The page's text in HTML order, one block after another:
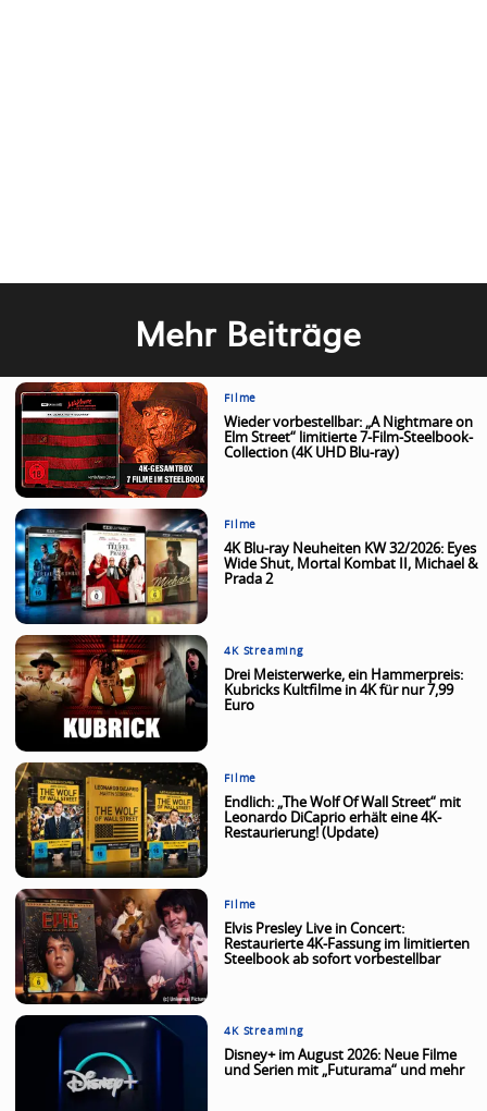
Mehr Beiträge
Filme
Wieder vorbestellbar: „A Nightmare on
Elm Street“ limitierte 7-Film-Steelbook-
Collection (4K UHD Blu-ray)
Filme
4K Blu-ray Neuheiten KW 32/2026: Eyes
Wide Shut, Mortal Kombat II, Michael &
Prada 2
4K Streaming
Drei Meisterwerke, ein Hammerpreis:
Kubricks Kultfilme in 4K für nur 7,99
Euro
Filme
Endlich: „The Wolf Of Wall Street“ mit
Leonardo DiCaprio erhält eine 4K-
Restaurierung! (Update)
Filme
Elvis Presley Live in Concert:
Restaurierte 4K-Fassung im limitierten
Steelbook ab sofort vorbestellbar
4K Streaming
Disney+ im August 2026: Neue Filme
und Serien mit „Futurama“ und mehr